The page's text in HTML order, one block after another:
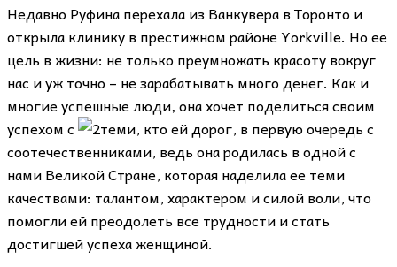
Недавно Руфина перехала из Ванкувера в Торонто и
открыла клинику в престижном районе Yorkville. Но ее
цель в жизни: не только преумножать красоту вокруг
нас и уж точно – не зарабатывать много денег. Как и
многие успешные люди, она хочет поделиться своим
успехом с
теми, кто ей дорог, в первую очередь с
соотечественниками, ведь она родилась в одной с
нами Великой Стране, которая наделила ее теми
качествами: талантом, характером и силой воли, что
помогли ей преодолеть все трудности и стать
достигшей успеха женщиной.